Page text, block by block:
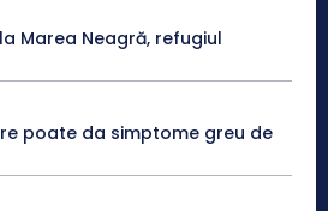
Marea Neagră, refugiul
poate da simptome greu de